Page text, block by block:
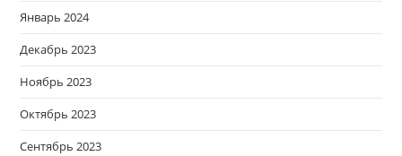
Январь 2024
Декабрь 2023
Ноябрь 2023
Октябрь 2023
Сентябрь 2023